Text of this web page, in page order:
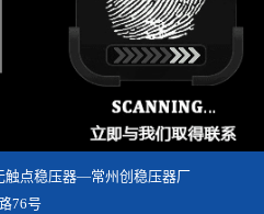
触点稳压器—常州创稳压器厂
76号